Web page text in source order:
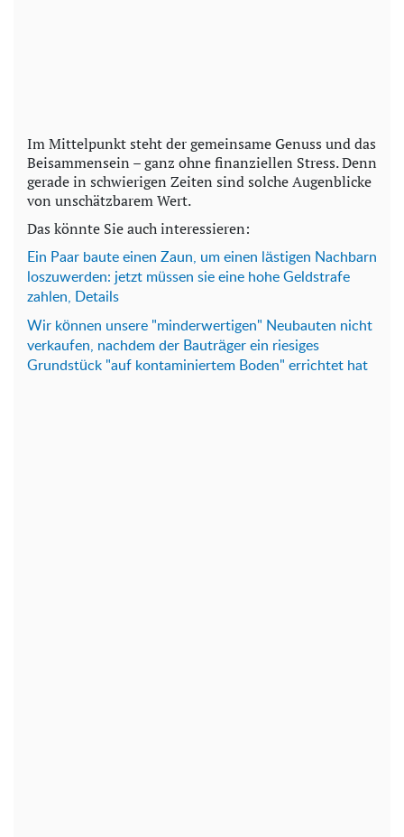
Im Mittelpunkt steht der gemeinsame Genuss und das
Beisammensein – ganz ohne finanziellen Stress. Denn
gerade in schwierigen Zeiten sind solche Augenblicke
von unschätzbarem Wert.
Das könnte Sie auch interessieren:
Ein Paar baute einen Zaun, um einen lästigen Nachbarn
loszuwerden: jetzt müssen sie eine hohe Geldstrafe
zahlen, Details
Wir können unsere "minderwertigen" Neubauten nicht
verkaufen, nachdem der Bauträger ein riesiges
Grundstück "auf kontaminiertem Boden" errichtet hat